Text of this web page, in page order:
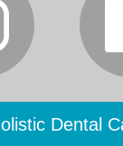
Dental